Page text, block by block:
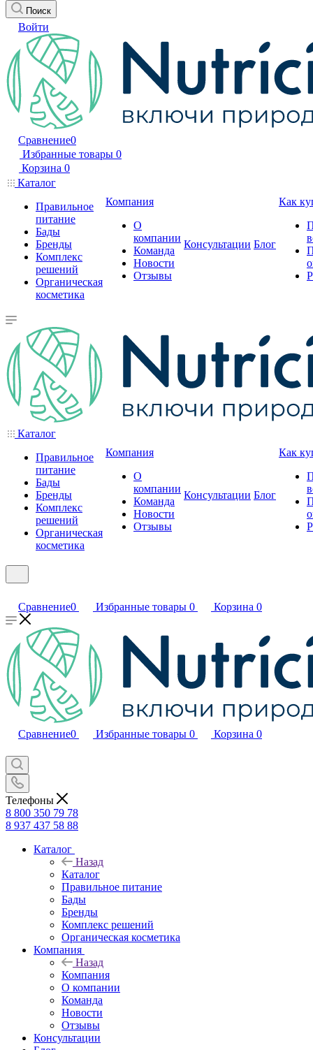
Поиск
Войти
Сравнение0
Избранные товары 0
Корзина 0
Каталог
Правильное
питание
Бады
Бренды
Комплекс
решений
Органическая
косметика
Компания
О
компании
Команда
Новости
Отзывы
Консультации Блог
Как
Каталог
Правильное
питание
Бады
Бренды
Комплекс
решений
Органическая
косметика
Компания
О
компании
Команда
Новости
Отзывы
Консультации Блог
Как
Сравнение0 Избранные товары 0 Корзина 0
Сравнение0 Избранные товары 0 Корзина 0
Телефоны
8 800 350 79 78
8 937 437 58 88
Каталог
Назад
Каталог
Правильное питание
Бады
Бренды
Комплекс решений
Органическая косметика
Компания
Назад
Компания
О компании
Команда
Новости
Отзывы
Консультации